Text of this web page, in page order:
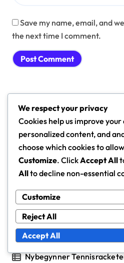
Save my name, email, and
the next time I comment.
Lenker
Kontakt
Om oss
Bloggarkiv
Nylige innlegg
Nybegynner
We respect your privacy
Cookies help us improve
personalized content, and
choose which cookies to
Customize. ClickAccept All
Allto decline non-essential
Customize
Reject All
Accept All